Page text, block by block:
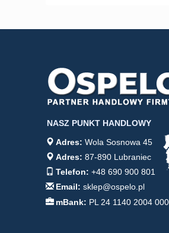
NASZ PUNKT HANDLOWY
Adres: Wola Sosnowa 45
Adres: 87-890 Lubraniec
Telefon: +48 690 900 801
Email: sklep@ospelo.pl
mBank: PL 24 1140 2004